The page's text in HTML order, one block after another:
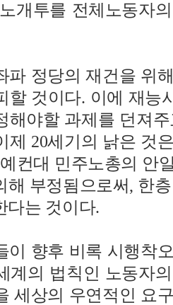
개투를 전체노동자
파 정당의 재건을 위
할 것이다. 이에 재능
해야할 과제를 던져
제 20세기의 낡은 것
컨대 민주노총의 안
해 부정됨으로써, 한
다는 것이다.
이 향후 비록 시행착
계의 법칙인 노동자
세상의 우연적인 요